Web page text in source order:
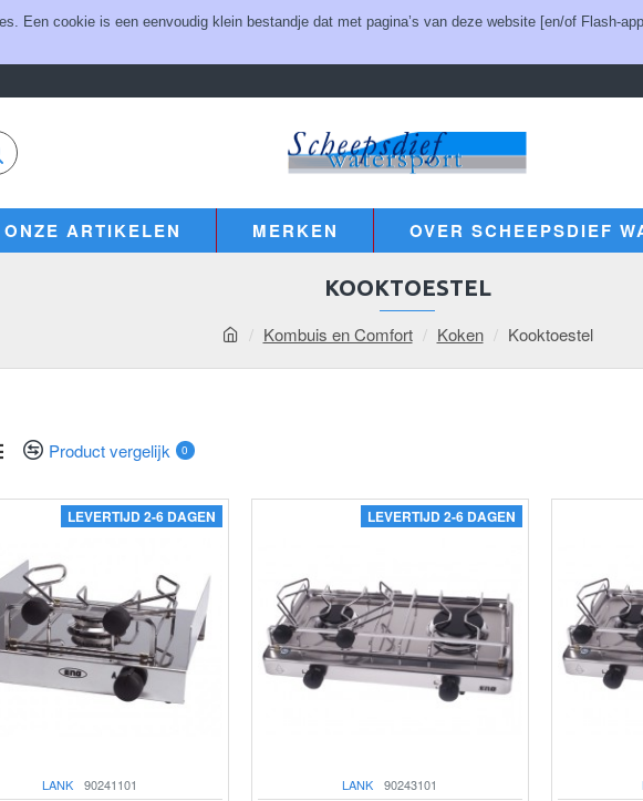
Een cookie is een eenvoudig klein bestandje dat met pagina’s van deze website [en/of Flash-
ARTIKELEN MERKEN OVER SCHEEPSDIEF
Kombuis en Comfort Koken Kooktoestel
KOOKTOESTEL
Product vergelijk 0
LEVERTIJD 2-6 DAGEN
LANK 90241101
LEVERTIJD 2-6 DAGEN
LANK 90243101